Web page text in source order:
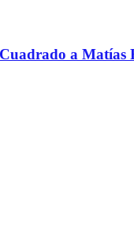
a Matías